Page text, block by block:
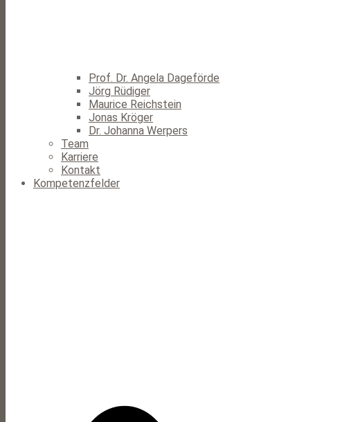
Prof. Dr. Angela Dageförde
Jörg Rüdiger
Maurice Reichstein
Jonas Kröger
Dr. Johanna Werpers
Team
Karriere
Kontakt
Kompetenzfelder